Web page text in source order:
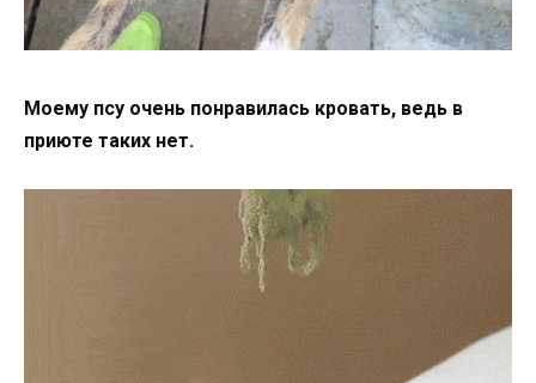
Моему псу очень понравилась кровать, ведь в
приюте таких нет.